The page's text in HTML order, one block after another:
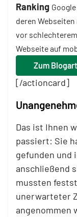
Ranking
deren
vor
Webseite auf
Zum
[/actioncard]
Das ist Ihnen
passiert: Sie
gefunden und
anschließend
mussten
unerwarteter
angenommen